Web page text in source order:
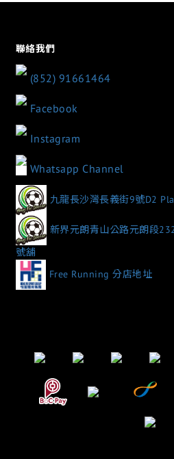
聯絡我們
(852) 91661464
Facebook
Instagram
Whatsapp Channel
九龍長沙灣長義街9號D2
新界元朗青山公路元朗段
號舖
Free Running 分店地址